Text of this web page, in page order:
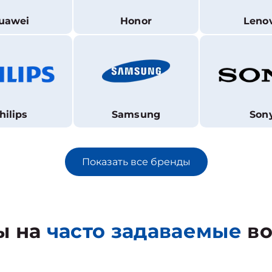
Honor
Samsung
Показать все бренды
на часто задаваемые